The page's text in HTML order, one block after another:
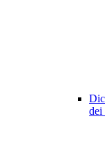
dei